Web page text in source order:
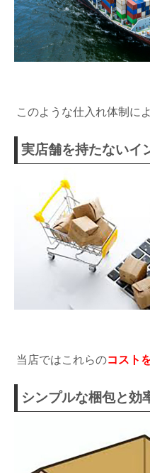
このような仕入れ体制に
実店舗を持たないイ
当店ではこれらのコスト
シンプルな梱包と効